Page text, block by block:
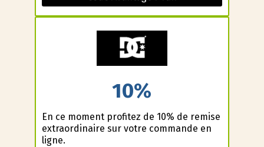
10%
En ce moment profitez de 10% de remise
extraordinaire sur votre commande en
ligne.